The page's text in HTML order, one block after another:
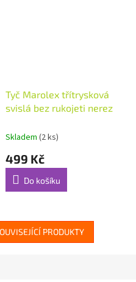
Tyč Marolex třítrysková
svislá bez rukojeti nerez
Skladem (2 ks)
499 Kč
Do košíku
PRODUKTY